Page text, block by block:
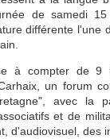
de samedi 15
différente l'une
à compter de 9
un forum
avec la
et de
d'audiovisuel, des